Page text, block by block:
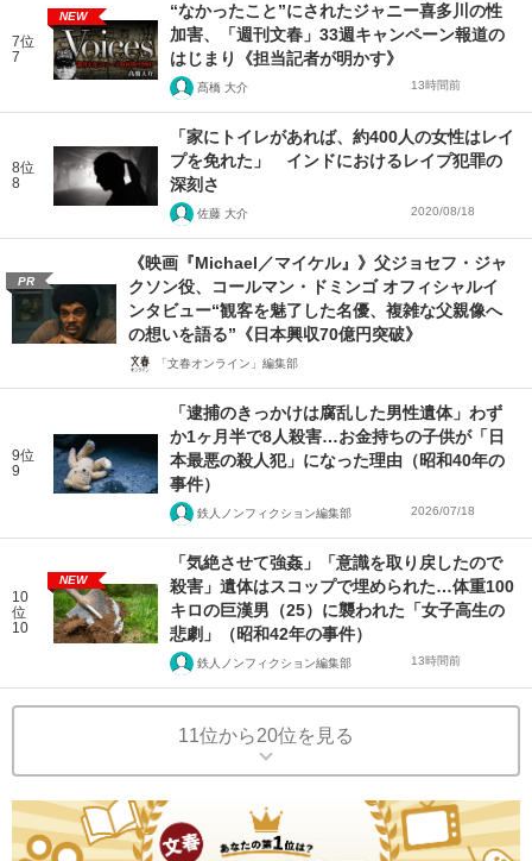
7位
7
NEW
“なかったこと”にされたジャニー喜多川の性
加害、「週刊文春」33週キャンペーン報道の
はじまり《担当記者が明かす》
髙橋 大介 13時間前
8位
8
「家にトイレがあれば、約400人の女性はレイ
プを免れた」 インドにおけるレイプ犯罪の
深刻さ
佐藤 大介 2020/08/18
PR
《映画『Michael／マイケル』》父ジョセフ・ジャ
クソン役、コールマン・ドミンゴ オフィシャルイ
ンタビュー“観客を魅了した名優、複雑な父親像へ
の想いを語る”《日本興収70億円突破》
「文春オンライン」編集部
9位
9
「逮捕のきっかけは腐乱した男性遺体」わず
か1ヶ月半で8人殺害…お金持ちの子供が「日
本最悪の殺人犯」になった理由（昭和40年の
事件）
鉄人ノンフィクション編集部 2026/07/18
10
位
10
NEW
「気絶させて強姦」「意識を取り戻したので
殺害」遺体はスコップで埋められた…体重100
キロの巨漢男（25）に襲われた「女子高生の
悲劇」（昭和42年の事件）
鉄人ノンフィクション編集部 13時間前
11位から20位を見る